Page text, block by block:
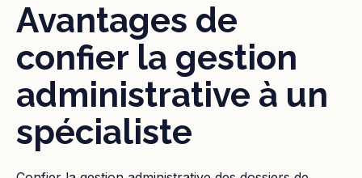
Avantages de
confier la gestion
administrative à un
spécialiste